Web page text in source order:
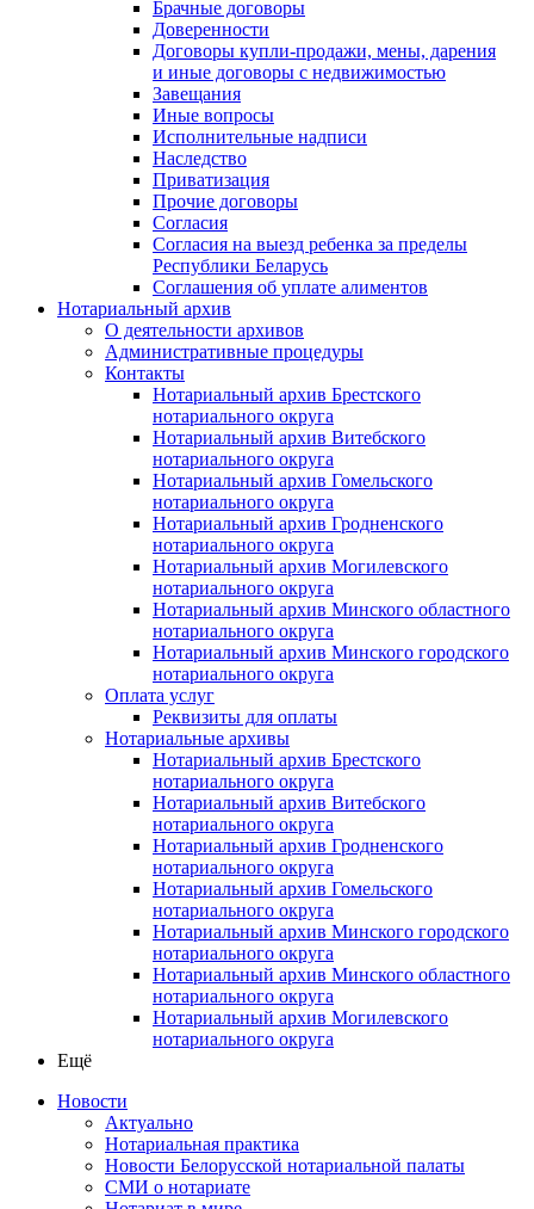
Брачные договоры
Доверенности
Договоры купли-продажи, мены, дарения
и иные договоры с недвижимостью
Завещания
Иные вопросы
Исполнительные надписи
Наследство
Приватизация
Прочие договоры
Согласия
Согласия на выезд ребенка за пределы
Республики Беларусь
Соглашения об уплате алиментов
Нотариальный архив
О деятельности архивов
Административные процедуры
Контакты
Нотариальный архив Брестского
нотариального округа
Нотариальный архив Витебского
нотариального округа
Нотариальный архив Гомельского
нотариального округа
Нотариальный архив Гродненского
нотариального округа
Нотариальный архив Могилевского
нотариального округа
Нотариальный архив Минского областного
нотариального округа
Нотариальный архив Минского городского
нотариального округа
Оплата услуг
Реквизиты для оплаты
Нотариальные архивы
Нотариальный архив Брестского
нотариального округа
Нотариальный архив Витебского
нотариального округа
Нотариальный архив Гродненского
нотариального округа
Нотариальный архив Гомельского
нотариального округа
Нотариальный архив Минского городского
нотариального округа
Нотариальный архив Минского областного
нотариального округа
Нотариальный архив Могилевского
нотариального округа
Ещё
Новости
Актуально
Нотариальная практика
Новости Белорусской нотариальной палаты
СМИ о нотариате